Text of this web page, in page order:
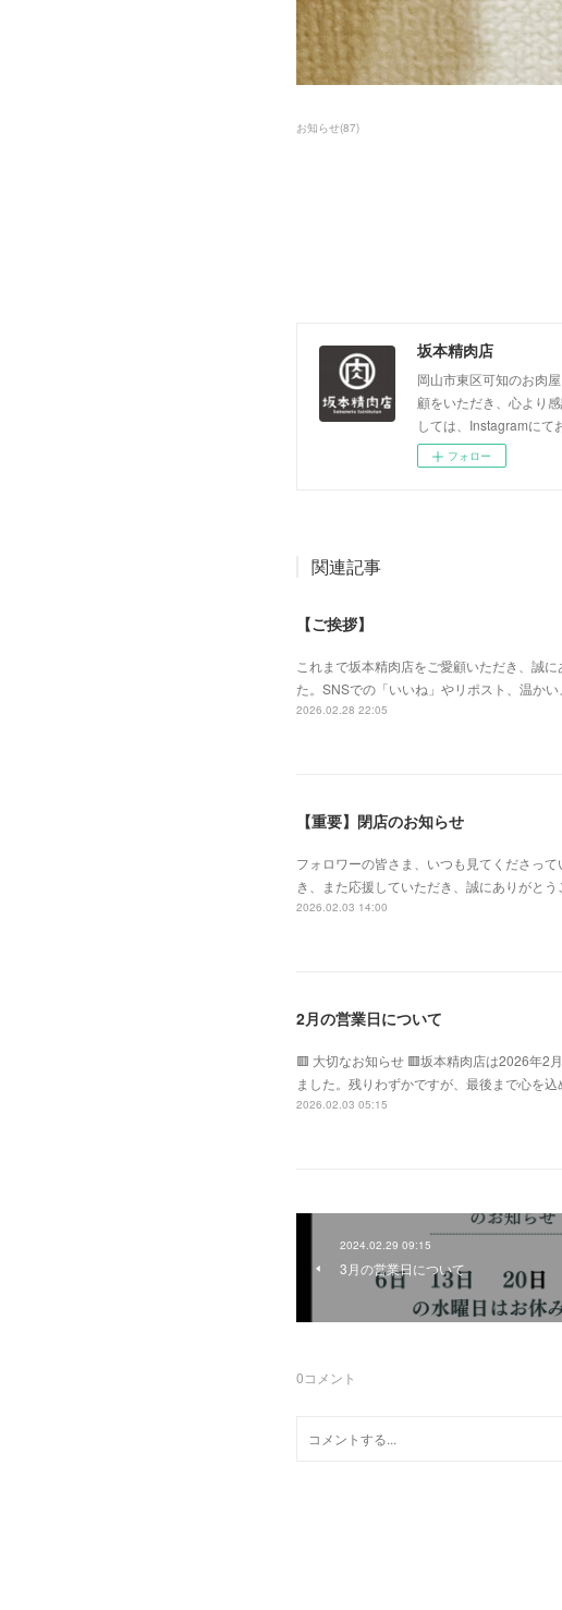
お知らせ(87)
坂本精肉店
岡山市東区可知のお肉
顧をいただき、心より
しては、Instagramにて
フォロー
関連記事
【ご挨拶】
これまで坂本精肉店をご愛顧いただき、誠
た。SNSでの「いいね」やリポスト、温か
2026.02.28 22:05
【重要】閉店のお知らせ
フォロワーの皆さま、いつも見てくださっ
き、また応援していただき、誠にありがと
2026.02.03 14:00
2月の営業日について
🟥 大切なお知らせ 🟥坂本精肉店は2026年2
ました。残りわずかですが、最後まで心を
2026.02.03 05:15
2024.02.29 09:15
3月の営業日について
0コメント